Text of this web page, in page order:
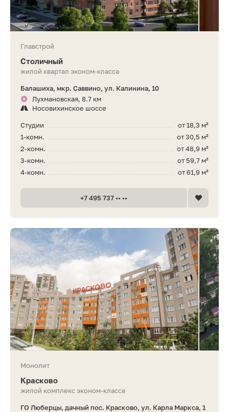
Главстрой
Столичный
жилой квартал эконом-класса
Балашиха, мкр. Саввино, ул. Калинина, 10
Лухмановская, 8.7 км
Носовихинское шоссе
от 18,3 м²
Студии
от 30,5 м²
1-комн.
от 48,9 м²
2-комн.
от 59,7 м²
3-комн.
от 61,9 м²
4-комн.
+7 495 737 •• ••
Монолит
Красково
жилой комплекс эконом-класса
ГО Люберцы, дачный пос. Красково, ул. Карла Маркса, 1